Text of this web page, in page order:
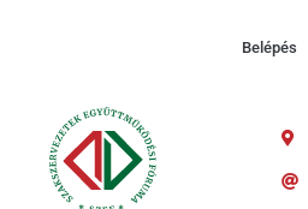
Belépés